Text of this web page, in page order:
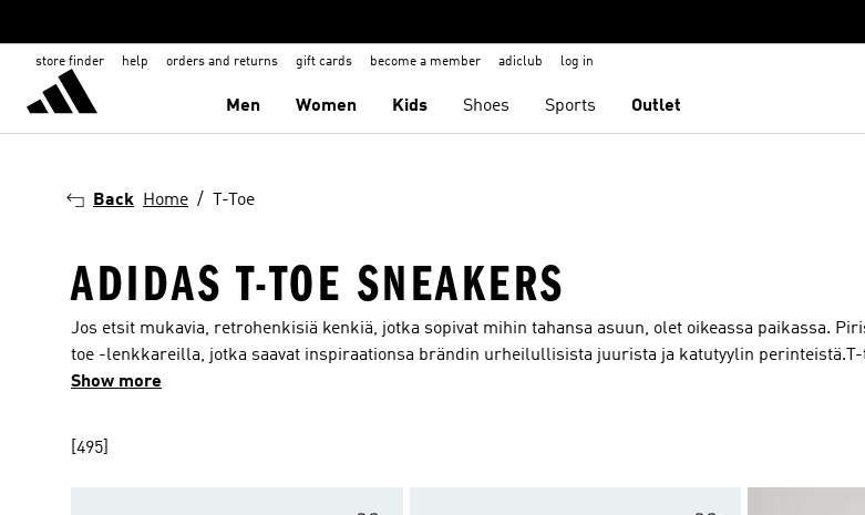
store finder help orders and returns gift cards become a member adiclub log in
Men Women Kids Shoes Sports Outlet
Back Home T-Toe
ADIDAS T-TOE SNEAKERS
Jos etsit mukavia, retrohenkisiä kenkiä, jotka sopivat mihin tahansa asuun, olet oikeassa paikassa.
toe -lenkkareilla, jotka saavat inspiraationsa brändin urheilullisista juurista ja katutyylin
elämää ajattomaan adidas-suunnitteluun uusimman jalkineiden teknologian avulla. Löydä ne lenkkarit
olevan mukavuuden saavuttamiseksi. Boost-vaimennuksesta nahka- ja mokkanahkapäällisiin, nämä
Show more
[495]